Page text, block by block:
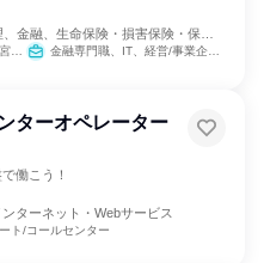
金融、生命保険・損害保険・保険
崎県、鹿児島県、沖縄県 金融専門職、IT、経営/事業企画、営業、経理/税務/財務、人事、広報/IR、商品企画、マーケティング・広告・宣伝、カスタマーサポート/コールセンター
ターオペレーター
働こう！
ターネット・Webサービス
ト/コールセンター